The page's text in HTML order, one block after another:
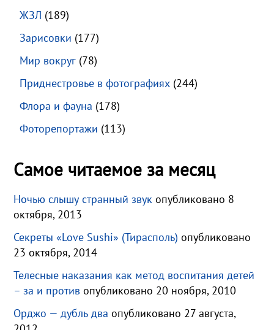
ЖЗЛ (189)
Зарисовки (177)
Мир вокруг (78)
Приднестровье в фотографиях (244)
Флора и фауна (178)
Фоторепортажи (113)
Самое читаемое за месяц
Ночью слышу странный звук опубликовано 8
октября, 2013
Секреты «Love Sushi» (Тирасполь) опубликовано
23 октября, 2014
Телесные наказания как метод воспитания детей
– за и против опубликовано 20 ноября, 2010
Орджо — дубль два опубликовано 27 августа,